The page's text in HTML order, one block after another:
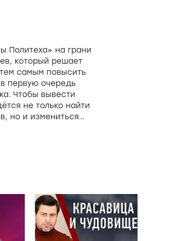
Политеха» на грани
который решает
самым повысить
первую очередь
Чтобы вывести
не только найти
но и измениться